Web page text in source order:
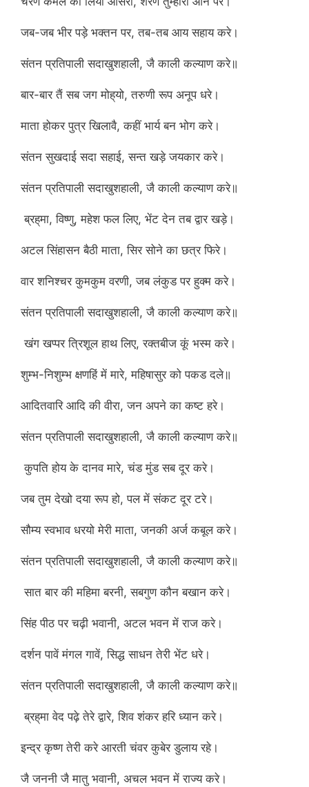
जब-जब भीर पड़े भक्तन पर, तब-तब आय सहाय करे।
संतन प्रतिपाली सदाखुशहाली, जै काली कल्याण करे॥
बार-बार तैं सब जग मोह्‌यो, तरुणी रूप अनूप धरे।
माता होकर पुत्र खिलावै, कहीं भार्य बन भोग करे।
संतन सुखदाई सदा सहाई, सन्त खड़े जयकार करे।
संतन प्रतिपाली सदाखुशहाली, जै काली कल्याण करे॥
ब्रह्‌मा, विष्णु, महेश फल लिए, भेंट देन तब द्वार खड़े।
अटल सिंहासन बैठी माता, सिर सोने का छत्र फिरे।
वार शनिश्चर कुमकुम वरणी, जब लंकुड पर हुक्म करे।
संतन प्रतिपाली सदाखुशहाली, जै काली कल्याण करे॥
खंग खप्पर त्रिशूल हाथ लिए, रक्तबीज कूं भस्म करे।
शुम्भ-निशुम्भ क्षणहिं में मारे, महिषासुर को पकड दले॥
आदितवारि आदि की वीरा, जन अपने का कष्ट हरे।
संतन प्रतिपाली सदाखुशहाली, जै काली कल्याण करे॥
कुपति होय के दानव मारे, चंड मुंड सब दूर करे।
जब तुम देखो दया रूप हो, पल में संकट दूर टरे।
सौम्य स्वभाव धरयो मेरी माता, जनकी अर्ज कबूल करे।
संतन प्रतिपाली सदाखुशहाली, जै काली कल्याण करे॥
सात बार की महिमा बरनी, सबगुण कौन बखान करे।
सिंह पीठ पर चढ़ी भवानी, अटल भवन में राज करे।
दर्शन पावें मंगल गावें, सिद्ध साधन तेरी भेंट धरे।
संतन प्रतिपाली सदाखुशहाली, जै काली कल्याण करे॥
ब्रह्‌मा वेद पढ़े तेरे द्वारे, शिव शंकर हरि ध्यान करे।
इन्द्र कृष्ण तेरी करे आरती चंवर कुबेर डुलाय रहे।
जै जननी जै मातु भवानी, अचल भवन में राज्य करे।